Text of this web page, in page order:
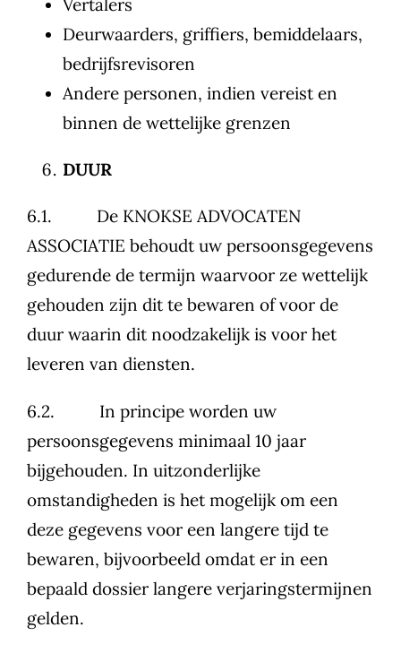
Deurwaarders, griffiers, bemiddelaars,
bedrijfsrevisoren
Andere personen, indien vereist en
binnen de wettelijke grenzen
DUUR
6.1. De KNOKSE ADVOCATEN
ASSOCIATIE behoudt uw persoonsgegevens
gedurende de termijn waarvoor ze wettelijk
gehouden zijn dit te bewaren of voor de
duur waarin dit noodzakelijk is voor het
leveren van diensten.
6.2. In principe worden uw
persoonsgegevens minimaal 10 jaar
bijgehouden. In uitzonderlijke
omstandigheden is het mogelijk om een
deze gegevens voor een langere tijd te
bewaren, bijvoorbeeld omdat er in een
bepaald dossier langere verjaringstermijnen
gelden.